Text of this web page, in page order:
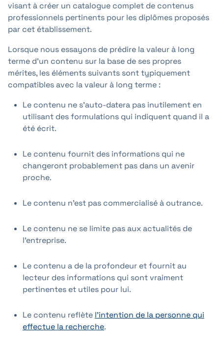
visant à créer un catalogue complet de contenus
professionnels pertinents pour les diplômes proposés
par cet établissement.
Lorsque nous essayons de prédire la valeur à long
terme d'un contenu sur la base de ses propres
mérites, les éléments suivants sont typiquement
compatibles avec la valeur à long terme :
Le contenu ne s'auto-datera pas inutilement en
utilisant des formulations qui indiquent quand il a
été écrit.
Le contenu fournit des informations qui ne
changeront probablement pas dans un avenir
proche.
Le contenu n'est pas commercialisé à outrance.
Le contenu ne se limite pas aux actualités de
l'entreprise.
Le contenu a de la profondeur et fournit au
lecteur des informations qui sont vraiment
pertinentes et utiles pour lui.
Le contenu reflète l'intention de la personne qui
effectue la recherche.